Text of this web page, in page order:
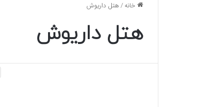
خانه/هتل داریوش
هتل داریوش